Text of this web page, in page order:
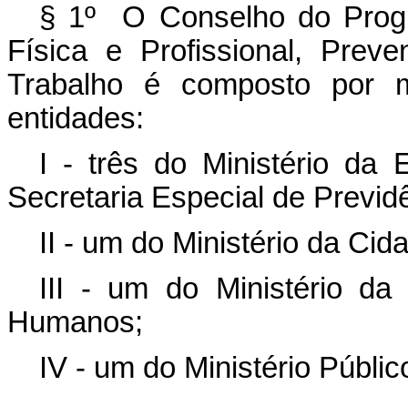
§ 1º O Conselho do
Física e Profissional,
Trabalho é composto por
entidades:
I - três do Ministério da
Secretaria Especial de
II - um do Ministério da
III - um do Ministério da
Humanos;
IV - um do Ministério